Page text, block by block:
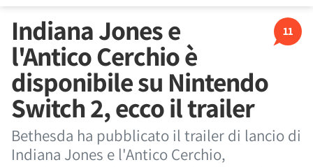
11
Indiana Jones e
l'Antico Cerchio è
disponibile su Nintendo
Switch 2, ecco il trailer
Bethesda ha pubblicato il trailer di lancio di
Indiana Jones e l'Antico Cerchio,